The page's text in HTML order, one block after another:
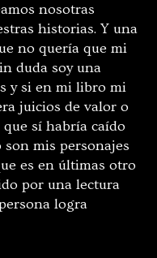
nosotras
historias. Y una
no quería que mi
duda soy una
y si en mi libro mi
juicios de valor o
sí habría caído
mis personajes
es en últimas otro
por una lectura
logra